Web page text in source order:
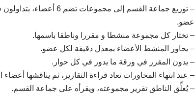
عضو.
– تختار كل مجموعة منشطا و مقررا وناطقا باسمها.
– يحاور المنشط الأعضاء بمعدل دقيقة لكل عضو.
– يدون المقرر في ورقة ما يدور في كل حوار.
– عند انتهاء المحاورات تعاد قراءة التقارير، ثم يناقشها أعضاء
– يُعلِّق الناطق تقرير مجموعته، ويقرأه على جماعة القسم.